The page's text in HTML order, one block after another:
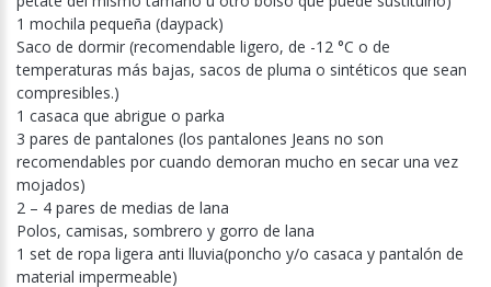
1 mochila pequeña (daypack)
Saco de dormir (recomendable ligero, de -12 °C o de
temperaturas más bajas, sacos de pluma o sintéticos que sean
compresibles.)
1 casaca que abrigue o parka
3 pares de pantalones (los pantalones Jeans no son
recomendables por cuando demoran mucho en secar una vez
mojados)
2 – 4 pares de medias de lana
Polos, camisas, sombrero y gorro de lana
1 set de ropa ligera anti lluvia(poncho y/o casaca y pantalón de
material impermeable)